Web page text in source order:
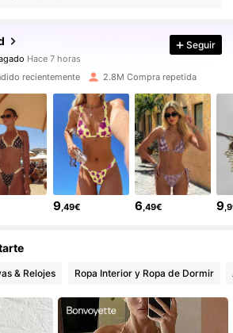
Seguidores
Hace 7 horas
hace
Seguidores
Seguidores
Seguir
recientemente 2.8M Compra repetida
9,49€ 6,49€ 9
& Relojes Ropa Interior y Ropa de Dormir